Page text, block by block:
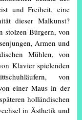
und Freiheit, eine
dieser Malkunst?
stolzen Bürgern, von
Armen und
Mühlen, von
Klavier spielenden
von
einer Maus in der
holländischen
in Ästhetik und